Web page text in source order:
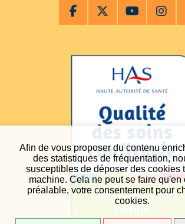
Afin de vous proposer du contenu
des statistiques de fréquentation,
susceptibles de déposer des cookies
machine. Cela ne peut se faire qu'en
préalable, votre consentement pour
cookies.